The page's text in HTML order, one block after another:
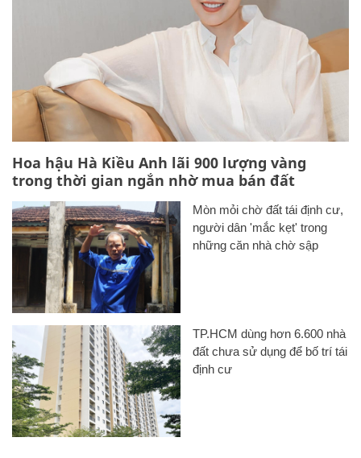
Hoa hậu Hà Kiều Anh lãi 900 lượng vàng
trong thời gian ngắn nhờ mua bán đất
Mòn mỏi chờ đất tái định cư,
người dân 'mắc kẹt' trong
những căn nhà chờ sập
TP.HCM dùng hơn 6.600 nhà
đất chưa sử dụng để bố trí tái
định cư